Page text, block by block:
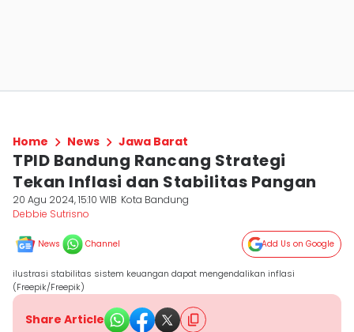
Home News Jawa Barat
TPID Bandung Rancang Strategi
Tekan Inflasi dan Stabilitas Pangan
20 Agu 2024, 15:10 WIB Kota Bandung
Debbie Sutrisno
News Channel Add Us on Google
ilustrasi stabilitas sistem keuangan dapat mengendalikan inflasi
(Freepik/Freepik)
Share Article